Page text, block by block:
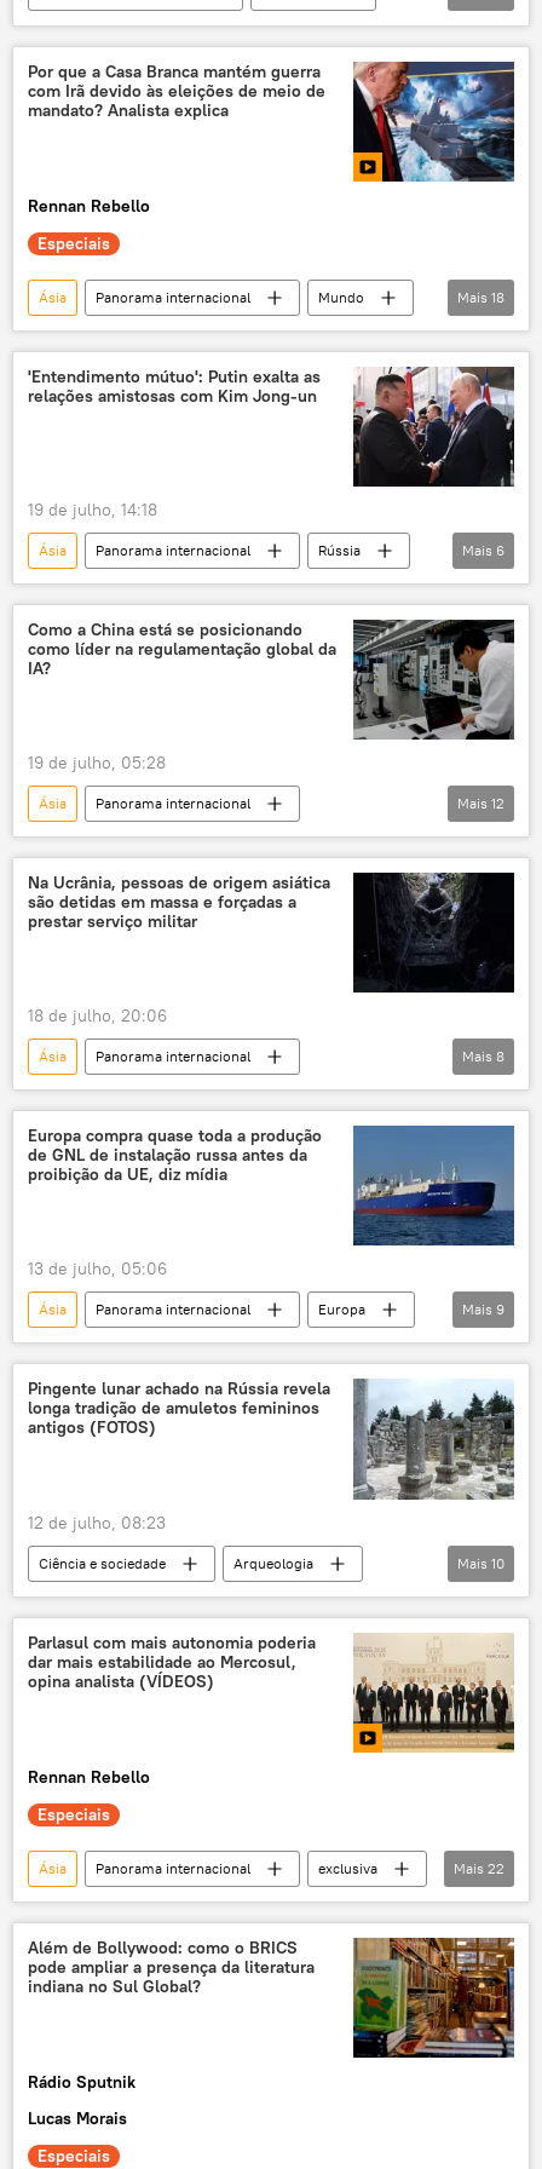
Américas
Juliana Inhasz
Brasil
Estados Unidos
USTR
exclusiva
EUA
comércio
comércio exterior
Por que a Casa Branca mantém guerra
com Irã devido às eleições de meio de
mandato? Analista explica
Rennan Rebello
Especiais
Ásia Panorama internacional
Mundo
Donald Trump
Irã
Estados Unidos
Oriente Médio
Casa Branca
exclusiva
estreito de Ormuz
Teerã
Marco Rubio
Departamento de Estado dos EUA
Henry Kissinger
Revolução Islâmica
Europa
Japão
Coreia do Sul
geopolítica
Mais 18
'Entendimento mútuo': Putin exalta as
relações amistosas com Kim Jong-un
19 de julho, 14:18
Ásia Panorama internacional
Rússia
República Popular Democrática da Coreia (RPDC)
relações bilaterais
Kremlin
Vladimir Putin
Sergei Lavrov
Mais 6
Como a China está se posicionando
como líder na regulamentação global da
IA?
19 de julho, 05:28
Ásia
Panorama internacional
Ásia e Oceania
China
Global Times
Mundo
Xi Jinping
Pequim
Xangai
ONU
inteligência artificial
Mais 12
Na Ucrânia, pessoas de origem asiática
são detidas em massa e forçadas a
prestar serviço militar
18 de julho, 20:06
Ásia
Panorama internacional
operação militar especial
Europa
conflito ucraniano
Kiev
alistamento
serviço militar
Mais 8
Europa compra quase toda a produção
de GNL de instalação russa antes da
proibição da UE, diz mídia
13 de julho, 05:06
Ásia Panorama internacional
Europa
União Europeia
Rússia
GNL
gás natural liquefeito
energia
crise energética
Vladimir Putin
Mais 9
Pingente lunar achado na Rússia revela
longa tradição de amuletos femininos
antigos (FOTOS)
12 de julho, 08:23
Ciência e sociedade
Arqueologia
Ciência e Tecnologia
achado
sítio arqueológico
Sociedade
descoberta
Rússia
artefato
Mais 10
Parlasul com mais autonomia poderia
dar mais estabilidade ao Mercosul,
opina analista (VÍDEOS)
Rennan Rebello
Especiais
Ásia Panorama internacional
exclusiva
Mercosul
Parlasul
Brasil
Argentina
Paraguai
Uruguai
Bolívia
América do Sul
política
Economia
Singapura
União Europeia
Mais 22
Além de Bollywood: como o BRICS
pode ampliar a presença da literatura
indiana no Sul Global?
Rádio Sputnik
Lucas Morais
Especiais